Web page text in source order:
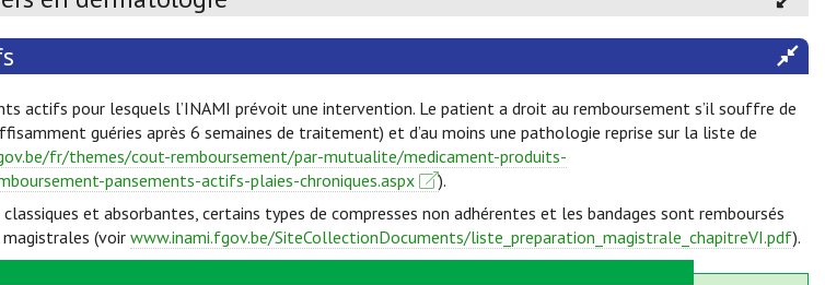
actifs pour lesquels l’INAMI prévoit une intervention. Le patient a droit au remboursement s’il souffre de
guéries après 6 semaines de traitement) et d’au moins une pathologie reprise sur la liste de
fr/themes/cout-remboursement/par-mutualite/medicament-produits-
pansements-actifs-plaies-chroniques.aspx
).
et absorbantes, certains types de compresses non adhérentes et les bandages sont remboursés
(voir www.inami.fgov.be/SiteCollectionDocuments/liste_preparation_magistrale_chapitreVI.pdf).